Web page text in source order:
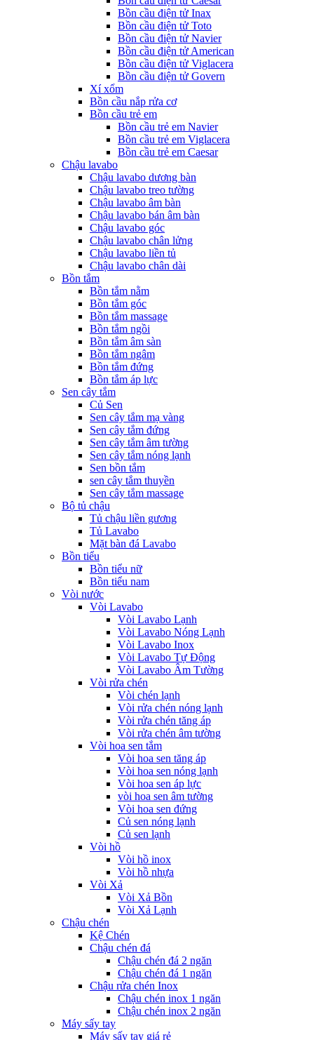
Bồn cầu điện tử Inax
Bồn cầu điện tử Toto
Bồn cầu điện tử Navier
Bồn cầu điện tử American
Bồn cầu điện tử Viglacera
Bồn cầu điện tử Govern
Xí xổm
Bồn cầu nắp rửa cơ
Bồn cầu trẻ em
Bồn cầu trẻ em Navier
Bồn cầu trẻ em Viglacera
Bồn cầu trẻ em Caesar
Chậu lavabo
Chậu lavabo dương bàn
Chậu lavabo treo tường
Chậu lavabo âm bàn
Chậu lavabo bán âm bàn
Chậu lavabo góc
Chậu lavabo chân lửng
Chậu lavabo liền tủ
Chậu lavabo chân dài
Bồn tắm
Bồn tắm nằm
Bồn tắm góc
Bồn tắm massage
Bồn tắm ngồi
Bồn tắm âm sàn
Bồn tắm ngâm
Bồn tắm đứng
Bồn tắm áp lực
Sen cây tắm
Củ Sen
Sen cây tắm mạ vàng
Sen cây tắm đứng
Sen cây tắm âm tường
Sen cây tắm nóng lạnh
Sen bồn tắm
sen cây tắm thuyền
Sen cây tắm massage
Bộ tủ chậu
Tủ chậu liền gương
Tủ Lavabo
Mặt bàn đá Lavabo
Bồn tiểu
Bồn tiểu nữ
Bồn tiểu nam
Vòi nước
Vòi Lavabo
Vòi Lavabo Lạnh
Vòi Lavabo Nóng Lạnh
Vòi Lavabo Inox
Vòi Lavabo Tự Động
Vòi Lavabo Âm Tường
Vòi rửa chén
Vòi chén lạnh
Vòi rửa chén nóng lạnh
Vòi rửa chén tăng áp
Vòi rửa chén âm tường
Vòi hoa sen tắm
Vòi hoa sen tăng áp
Vòi hoa sen nóng lạnh
Vòi hoa sen áp lực
vòi hoa sen âm tường
Vòi hoa sen đứng
Củ sen nóng lạnh
Củ sen lạnh
Vòi hồ
Vòi hồ inox
Vòi hồ nhựa
Vòi Xả
Vòi Xả Bồn
Vòi Xả Lạnh
Chậu chén
Kệ Chén
Chậu chén đá
Chậu chén đá 2 ngăn
Chậu chén đá 1 ngăn
Chậu rửa chén Inox
Chậu chén inox 1 ngăn
Chậu chén inox 2 ngăn
Máy sấy tay
Máy sấy tay giá rẻ